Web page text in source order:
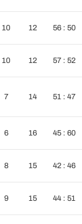
10 12 56 : 50
10 12 57 : 52
7 14 51 : 47
6 16 45 : 60
8 15 42 : 46
9 15 44 : 51